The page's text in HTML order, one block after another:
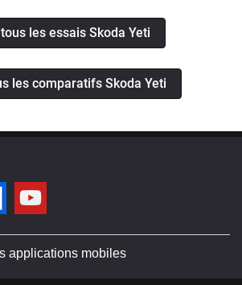
les essais Skoda Yeti
les comparatifs Skoda Yeti
applications mobiles